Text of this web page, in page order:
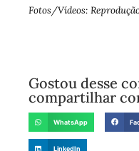
Fotos/Vídeos:
Gostou desse
compartilhar
WhatsApp
LinkedIn